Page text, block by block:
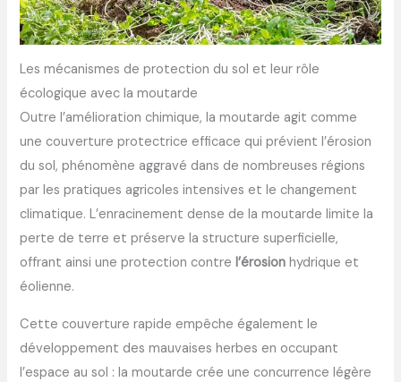
Les mécanismes de protection du sol et leur rôle
écologique avec la moutarde
Outre l’amélioration chimique, la moutarde agit comme
une couverture protectrice efficace qui prévient l’érosion
du sol, phénomène aggravé dans de nombreuses régions
par les pratiques agricoles intensives et le changement
climatique. L’enracinement dense de la moutarde limite la
perte de terre et préserve la structure superficielle,
offrant ainsi une protection contrel’érosion hydrique et
éolienne.
Cette couverture rapide empêche également le
développement des mauvaises herbes en occupant
l’espace au sol : la moutarde crée une concurrence légère